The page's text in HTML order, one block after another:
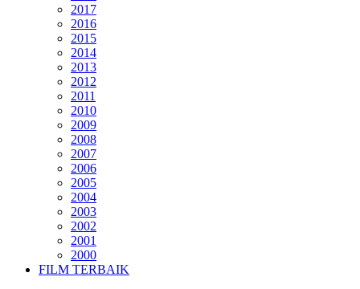
2017
2016
2015
2014
2013
2012
2011
2010
2009
2008
2007
2006
2005
2004
2003
2002
2001
2000
FILM TERBAIK